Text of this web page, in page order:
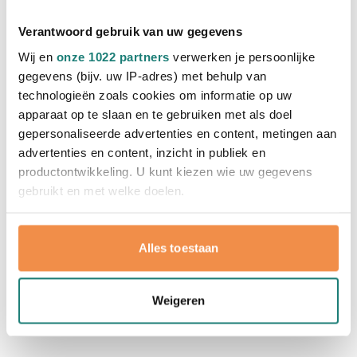
Verantwoord gebruik van uw gegevens
Wij en onze 1022 partners verwerken je persoonlijke
gegevens (bijv. uw IP-adres) met behulp van
technologieën zoals cookies om informatie op uw
apparaat op te slaan en te gebruiken met als doel
gepersonaliseerde advertenties en content, metingen aan
advertenties en content, inzicht in publiek en
productontwikkeling. U kunt kiezen wie uw gegevens
gebruikt en met welke doelen.
Als u het toestaat, willen we ook graag:
Informatie verzamelen over uw geografische
locatie, die tot een paar meter nauwkeurig kan zijn
scannen op specifieke eigenschappen (fingerprinting)
Alles toestaan
Weigeren
001
vanaf 17,37
Draagbare USB blender
Bedrukken vanaf 3 stuks
Levering vanaf 18 augustus
Bekijk
vanafNormale prijs
12,72 Speciale prijs
6,37
Uitverkocht
Smartwatch Activity Tracker
Levering vanaf18 augustus
Bekijk